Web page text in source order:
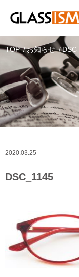
TOP お知らせ
2020.03.25
DSC_1145